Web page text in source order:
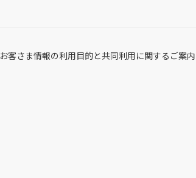
お客さま情報の利用目的と共同利用に関するご案内